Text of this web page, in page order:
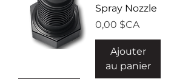
Spray Nozzle
Prix
0,00 $CA
Ajouter
au panier